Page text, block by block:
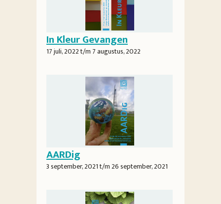
In Kleur Gevangen
17 juli, 2022t/m 7 augustus, 2022
AARDig
3 september, 2021t/m26 september, 2021